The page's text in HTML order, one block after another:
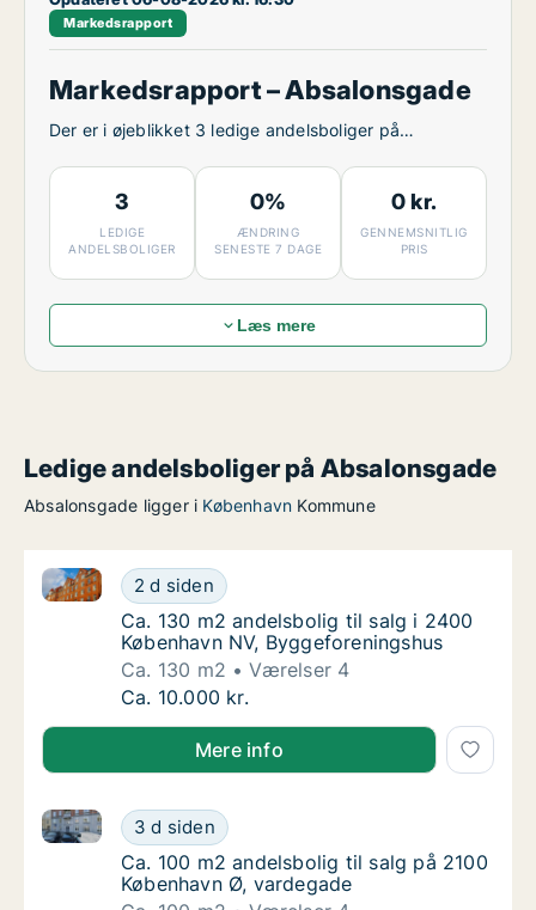
Markedsrapport
Markedsrapport – Absalonsgade
Der er i øjeblikket 3 ledige andelsboliger på
3
LEDIGE
ANDELSBOLIGER
0%
ÆNDRING
SENESTE 7 DAGE
0 kr.
GENNEMSNITLIG
PRIS
Læs mere
Ledige andelsboliger på Absalonsgade
Absalonsgade ligger i København Kommune
Ca. 130 m2 andelsbolig til salg i 2400
2 d siden
Ca. 130 m2 andelsbolig til salg i 2400 København
Ca. 130 m2 andelsbolig til salg i 2400
Ca. 130 m2 andelsbolig til salg i 2400
København NV, Byggeforeningshus
Ca. 130 m2
Værelser 4
Ca. 130 m2 andelsbolig til salg i 2400
Ca. 10.000 kr.
Mere info
Ca. 100 m2 andelsbolig til salg på 2100
3 d siden
Ca. 100 m2 andelsbolig til salg på 2100 København
Ca. 100 m2 andelsbolig til salg på 2100
Ca. 100 m2 andelsbolig til salg på 2100
København Ø, vardegade